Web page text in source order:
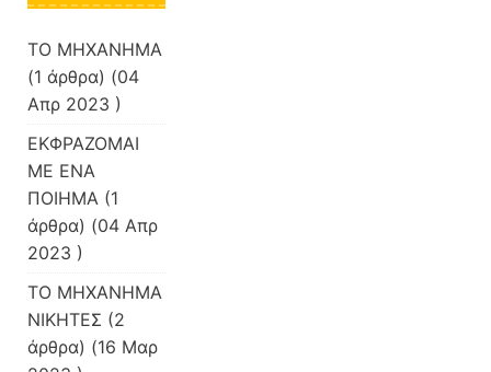
ΤΟ ΜΗΧΑΝΗΜΑ
(1 άρθρα) (04
Απρ 2023 )
ΕΚΦΡΑΖΟΜΑΙ
ΜΕ ΕΝΑ
ΠΟΙΗΜΑ (1
άρθρα) (04 Απρ
2023 )
ΤΟ ΜΗΧΑΝΗΜΑ
ΝΙΚΗΤΕΣ (2
άρθρα) (16 Μαρ